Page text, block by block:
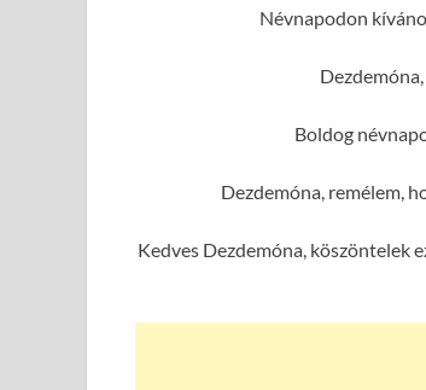
Névnapodon
Boldog
Dezdemóna, remélem,
Kedves Dezdemóna, köszöntelek